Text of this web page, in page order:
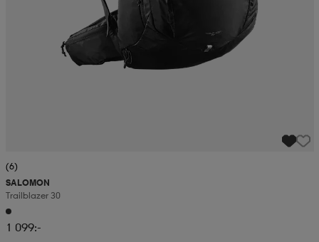
(6)
SALOMON
Trailblazer 30
1 099:-